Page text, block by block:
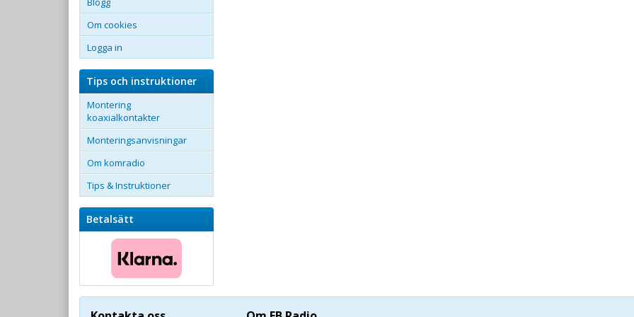
Om cookies
Logga in
Tips och instruktioner
Montering
koaxialkontakter
Monteringsanvisningar
Om komradio
Tips & Instruktioner
Betalsätt